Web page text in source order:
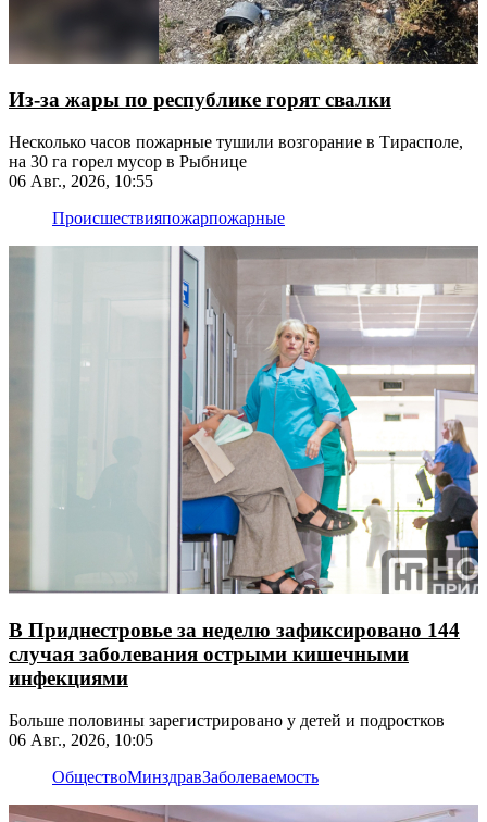
Из-за жары по республике горят свалки
Несколько часов пожарные тушили возгорание в Тирасполе,
на 30 га горел мусор в Рыбнице
06 Авг., 2026, 10:55
Происшествияпожарпожарные
В Приднестровье за неделю зафиксировано 144
случая заболевания острыми кишечными
инфекциями
Больше половины зарегистрировано у детей и подростков
06 Авг., 2026, 10:05
ОбществоМинздравЗаболеваемость